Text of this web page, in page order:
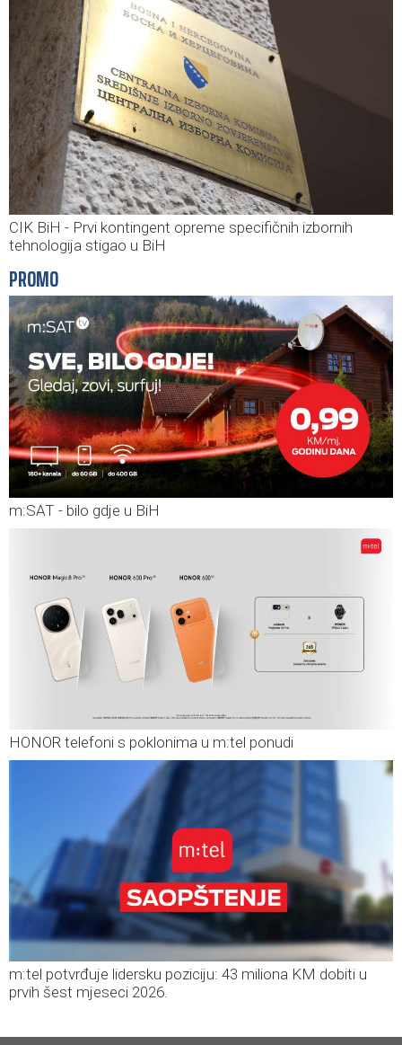
CIK BiH - Prvi kontingent opreme specifičnih izbornih
tehnologija stigao u BiH
PROMO
m:SAT - bilo gdje u BiH
HONOR telefoni s poklonima u m:tel ponudi
m:tel potvrđuje lidersku poziciju: 43 miliona KM dobiti u
prvih šest mjeseci 2026.